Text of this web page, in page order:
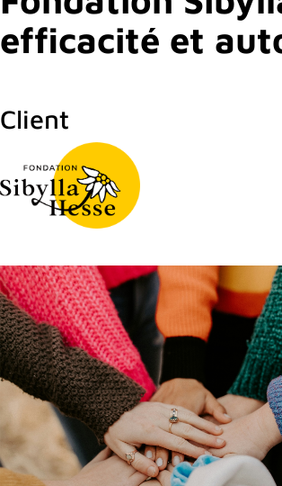
efficacité et
Client